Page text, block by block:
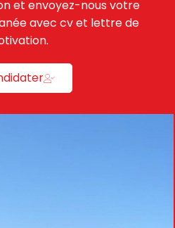
et envoyez-nous votre
avec cv et lettre de